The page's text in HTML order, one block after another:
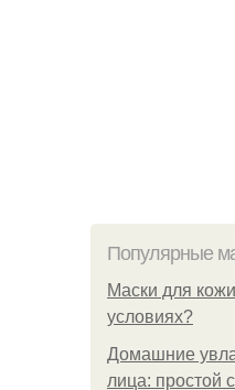
Популярные
Маски для
условиях?
Домашние
лица: простой